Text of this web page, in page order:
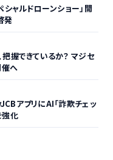
シャルドローンショー」開
発
握できているか？ マジセ
へ
アプリにAI「詐欺チェッ
強化